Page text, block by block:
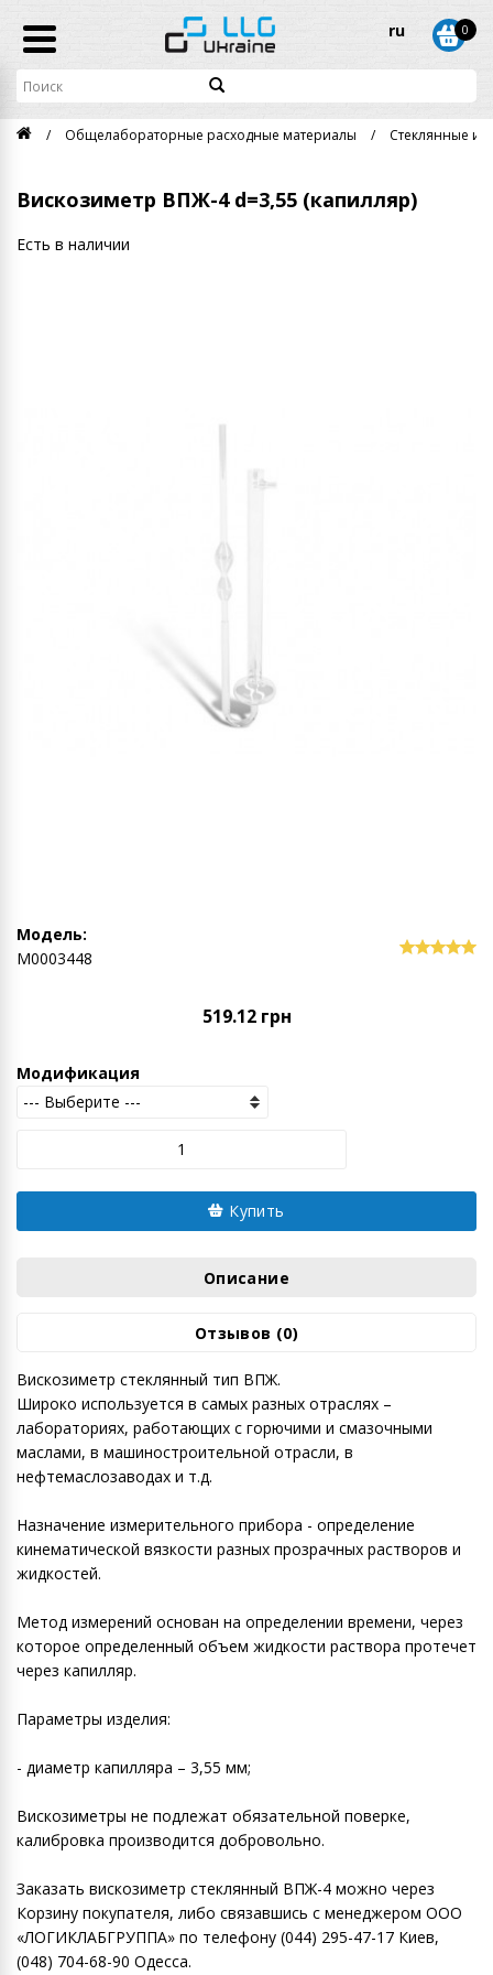
ru 0
Общелабораторные расходные материалы Стеклянные
Вискозиметр ВПЖ-4 d=3,55 (капилляр)
Есть в наличии
Модель:
М0003448
519.12 грн
Модификация
Купить
Описание
Отзывов (0)
Вискозиметр стеклянный тип ВПЖ.
Широко используется в самых разных отраслях –
лабораториях, работающих с горючими и смазочными
маслами, в машиностроительной отрасли, в
нефтемаcлозаводах и т.д.
Назначение измерительного прибора - определение
кинематической вязкости разных прозрачных растворов и
жидкостей.
Метод измерений основан на определении времени, через
которое определенный объем жидкости раствора протечет
через капилляр.
Параметры изделия:
- диаметр капилляра – 3,55 мм;
Виcкозиметры не подлежат обязательной поверке,
калибровка производится добровольно.
Заказать вискозиметр стеклянный ВПЖ-4 можно через
Корзину покупателя, либо связавшись с менеджером ООО
«ЛОГИКЛАБГРУППА» по телефону (044) 295-47-17 Киев,
(048) 704-68-90 Одесса.